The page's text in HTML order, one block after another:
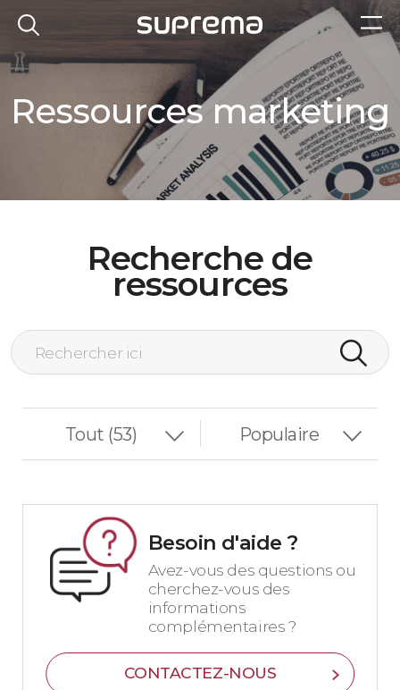
Ressources marketing
Recherche de
ressources
Besoin d'aide ?
Avez-vous des questions ou
cherchez-vous des
informations
complémentaires ?
CONTACTEZ-NOUS